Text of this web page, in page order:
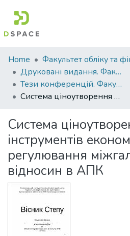
Communities
&
Collections
Statistics
Home
Друковані видання. Факультет обліку та фінансів
Тези конференцій. Факультет обліку та фінансів
Система ціноутворення – один з інструментів економічного регулювання міжгалузевих відносин в АПК
Система
інструментів
регулювання
відносин в АПК